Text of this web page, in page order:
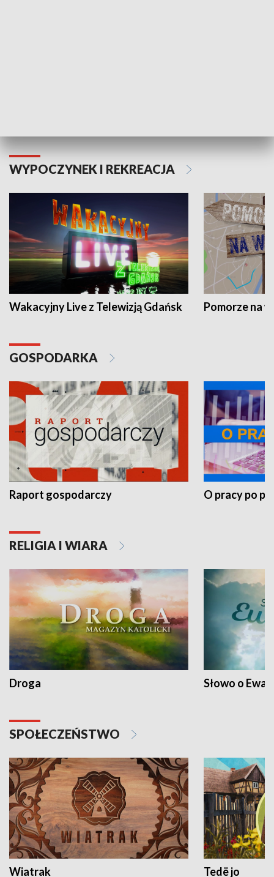
WYPOCZYNEK I REKREACJA
Wakacyjny Live z Telewizją Gdańsk Pomorze na
GOSPODARKA
Raport gospodarczy O pracy po
RELIGIA I WIARA
Droga Słowo o
SPOŁECZEŃSTWO
Wiatrak Tedë jo